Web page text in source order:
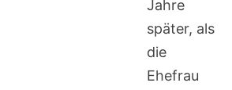
Jahre
später, als
die
Ehefrau